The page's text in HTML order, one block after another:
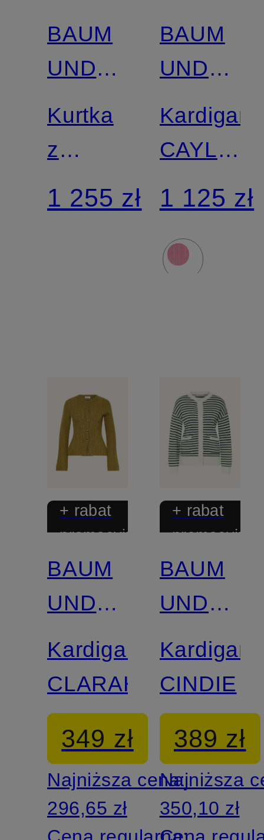
BAUM
UND
PFERDGARTEN
Kurtka
z
siateczki
BETHINA
1 255 zł
BAUM
UND
Kardigan
CAYLEE
z
cekinami
1 125 zł
+ rabat
promocyjny
BAUM
UND
PFERDGARTEN
Kardigan
CLARAH
349 zł
Najniższa cena:
296,65 zł
+ rabat
promocyjny
BAUM
UND
Kardigan
CINDIE
389 zł
Najniższa
350,10 zł